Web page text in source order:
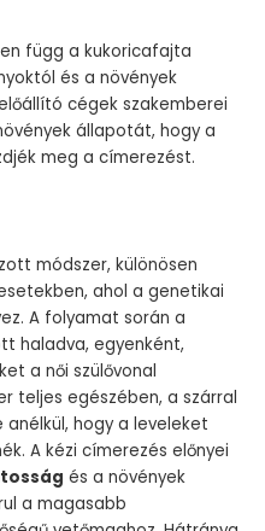
függ a kukoricafajta
és a növények
cégek szakemberei
állapotát, hogy a
meg a címerezést.
módszer, különösen
ahol a genetikai
A folyamat során a
haladva, egyenként,
a női szülővonal
teljes egészében, a szárral
hogy a leveleket
A kézi címerezés előnyei
és a növények
a magasabb